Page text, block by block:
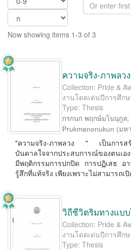
Now showing items 1-3 of 3
ความจริง-ภาพลวง
Collection: Pride &
งานโดดเด่นปีการศึก
Type: Thesis
กรกนก พฤกษ์มโนนุกูล;
Prukmanonukun (มห
"ความจริง-ภาพลวง " เป็นการสร้
บันดาลใจจากประสบการณ์ของตนเอ
มีพฤติกรรมการปกปิด การปฏิเสธ
รู้สึกที่แท้จริง เพียงเพราะไม่สามารถเ
วิถีชีวิตริมทางแบ
Collection: Pride &
งานโดดเด่นปีการศึก
Type: Thesis